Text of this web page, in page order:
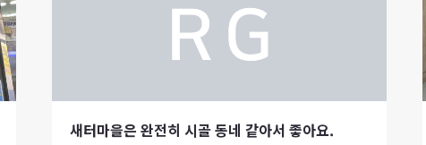
새터마을은 완전히 시골 동네 같아서 좋아요.